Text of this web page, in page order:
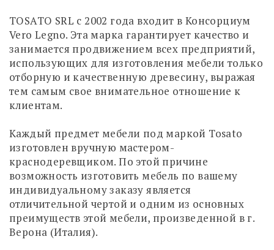
TOSATO SRL c 2002 года входит в Консорциум
Vero Legno. Эта марка гарантирует качеcтво и
занимается продвижением всех предприятий,
использующих для изготовления мебели только
отборную и качественную древесину, выражая
тем самым свое внимательное отношение к
клиентам.
Каждый предмет мебели под маркой Tosato
изготовлен вручную мастером-
краснодеревщиком. По этой причине
возможность изготовить мебель по вашему
индивидуальному заказу является
отличительной чертой и одним из основных
преимуществ этой мебели, произведенной в г.
Верона (Италия).